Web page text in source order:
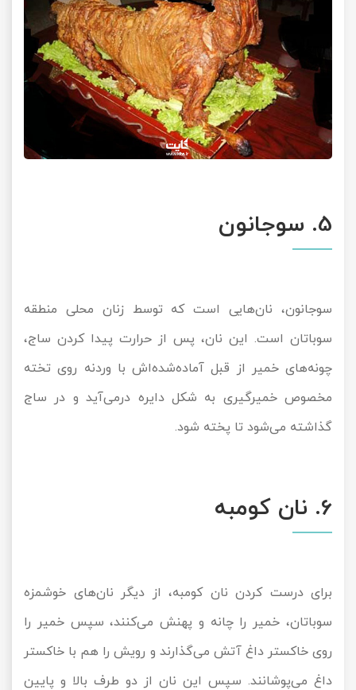
5. سوجانون
سوجانون، نا‌ن‌هایی است که توسط زنان محلی منطقه
سوباتان است. این نان، پس از حرارت پیدا کردن ساج،
چونه‌های خمیر از قبل آماده‌شده‌اش با وردنه روی تخته
مخصوص خمیرگیری به شکل دایره درمی‌آید و در ساج
گذاشته می‌شود تا پخته شود.
6. نان کومبه
برای درست کردن نان کومبه، از دیگر نان‌های خوشمزه
سوباتان، خمیر را چانه و پهنش می‌کنند، سپس خمیر را
روی خاکستر داغ آتش می‌گذارند و رویش را هم با خاکستر
داغ می‌پوشانند. سپس این نان از دو طرف بالا و پایین